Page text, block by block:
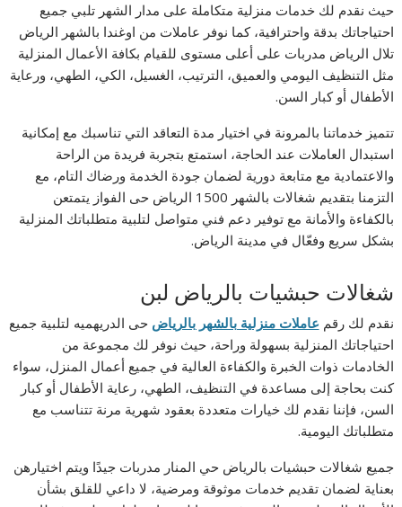
حيث نقدم لك خدمات منزلية متكاملة على مدار الشهر تلبي جميع
احتياجاتك بدقة واحترافية، كما نوفر عاملات من اوغندا بالشهر الرياض
تلال الرياض مدربات على أعلى مستوى للقيام بكافة الأعمال المنزلية
مثل التنظيف اليومي والعميق، الترتيب، الغسيل، الكي، الطهي، ورعاية
الأطفال أو كبار السن.
تتميز خدماتنا بالمرونة في اختيار مدة التعاقد التي تناسبك مع إمكانية
استبدال العاملات عند الحاجة، استمتع بتجربة فريدة من الراحة
والاعتمادية مع متابعة دورية لضمان جودة الخدمة ورضاك التام، مع
التزمنا بتقديم شغالات بالشهر 1500 الرياض حى الفواز يتمتعن
بالكفاءة والأمانة مع توفير دعم فني متواصل لتلبية متطلباتك المنزلية
بشكل سريع وفعّال في مدينة الرياض.
شغالات حبشيات بالرياض لبن
نقدم لك رقم عاملات منزلية بالشهر بالرياض حى الدريهميه لتلبية جميع
احتياجاتك المنزلية بسهولة وراحة، حيث نوفر لك مجموعة من
الخادمات ذوات الخبرة والكفاءة العالية في جميع أعمال المنزل، سواء
كنت بحاجة إلى مساعدة في التنظيف، الطهي، رعاية الأطفال أو كبار
السن، فإننا نقدم لك خيارات متعددة بعقود شهرية مرنة تتناسب مع
متطلباتك اليومية.
جميع شغالات حبشيات بالرياض حي المنار مدربات جيدًا ويتم اختيارهن
بعناية لضمان تقديم خدمات موثوقة ومرضية، لا داعي للقلق بشأن